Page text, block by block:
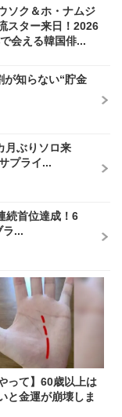
ソク＆ホ・ナムジ
スター来日！2026
会える韓国俳...
が知らない“貯金
月ぶりソロ来
プライ...
続首位達成！6
ラ...
って】60歳以上は
と金運が崩壊しま